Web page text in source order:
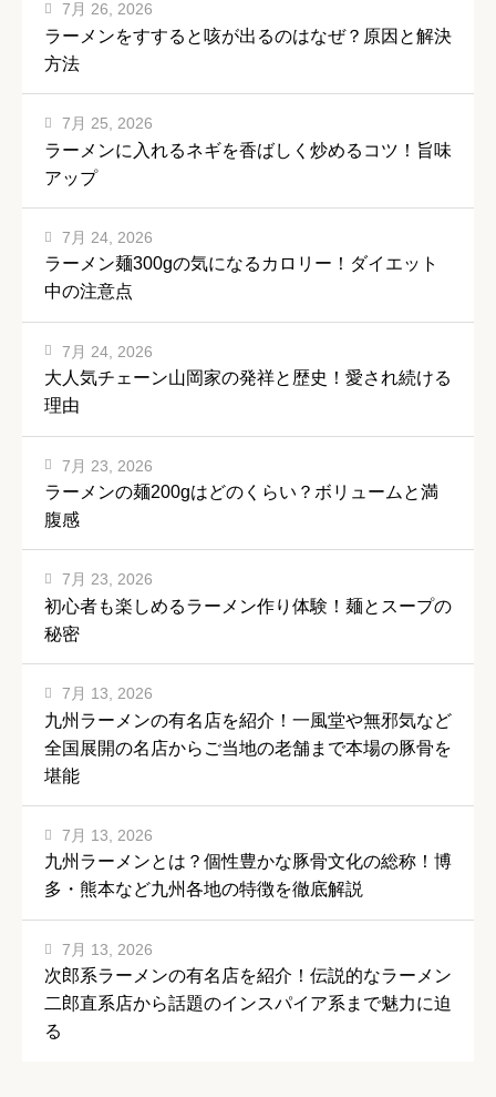
ラーメンをすすると咳が出るのはなぜ？原因と解決
方法
7月 26, 2026
ラーメンに入れるネギを香ばしく炒めるコツ！旨味
アップ
7月 25, 2026
ラーメン麺300gの気になるカロリー！ダイエット
中の注意点
7月 24, 2026
大人気チェーン山岡家の発祥と歴史！愛され続ける
理由
7月 24, 2026
ラーメンの麺200gはどのくらい？ボリュームと満
腹感
7月 23, 2026
初心者も楽しめるラーメン作り体験！麺とスープの
秘密
7月 23, 2026
九州ラーメンの有名店を紹介！一風堂や無邪気など
全国展開の名店からご当地の老舗まで本場の豚骨を
堪能
7月 13, 2026
九州ラーメンとは？個性豊かな豚骨文化の総称！博
多・熊本など九州各地の特徴を徹底解説
7月 13, 2026
次郎系ラーメンの有名店を紹介！伝説的なラーメン
二郎直系店から話題のインスパイア系まで魅力に迫
る
7月 13, 2026